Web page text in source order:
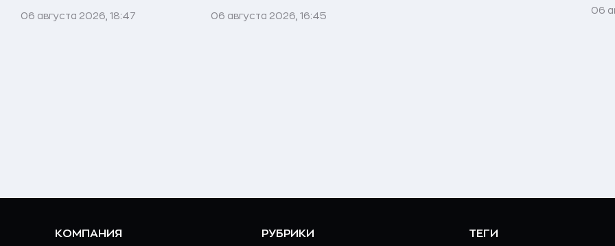
06 августа 2026, 18:47 06 августа 2026, 16:45
06
КОМПАНИЯ РУБРИКИ ТЕГИ